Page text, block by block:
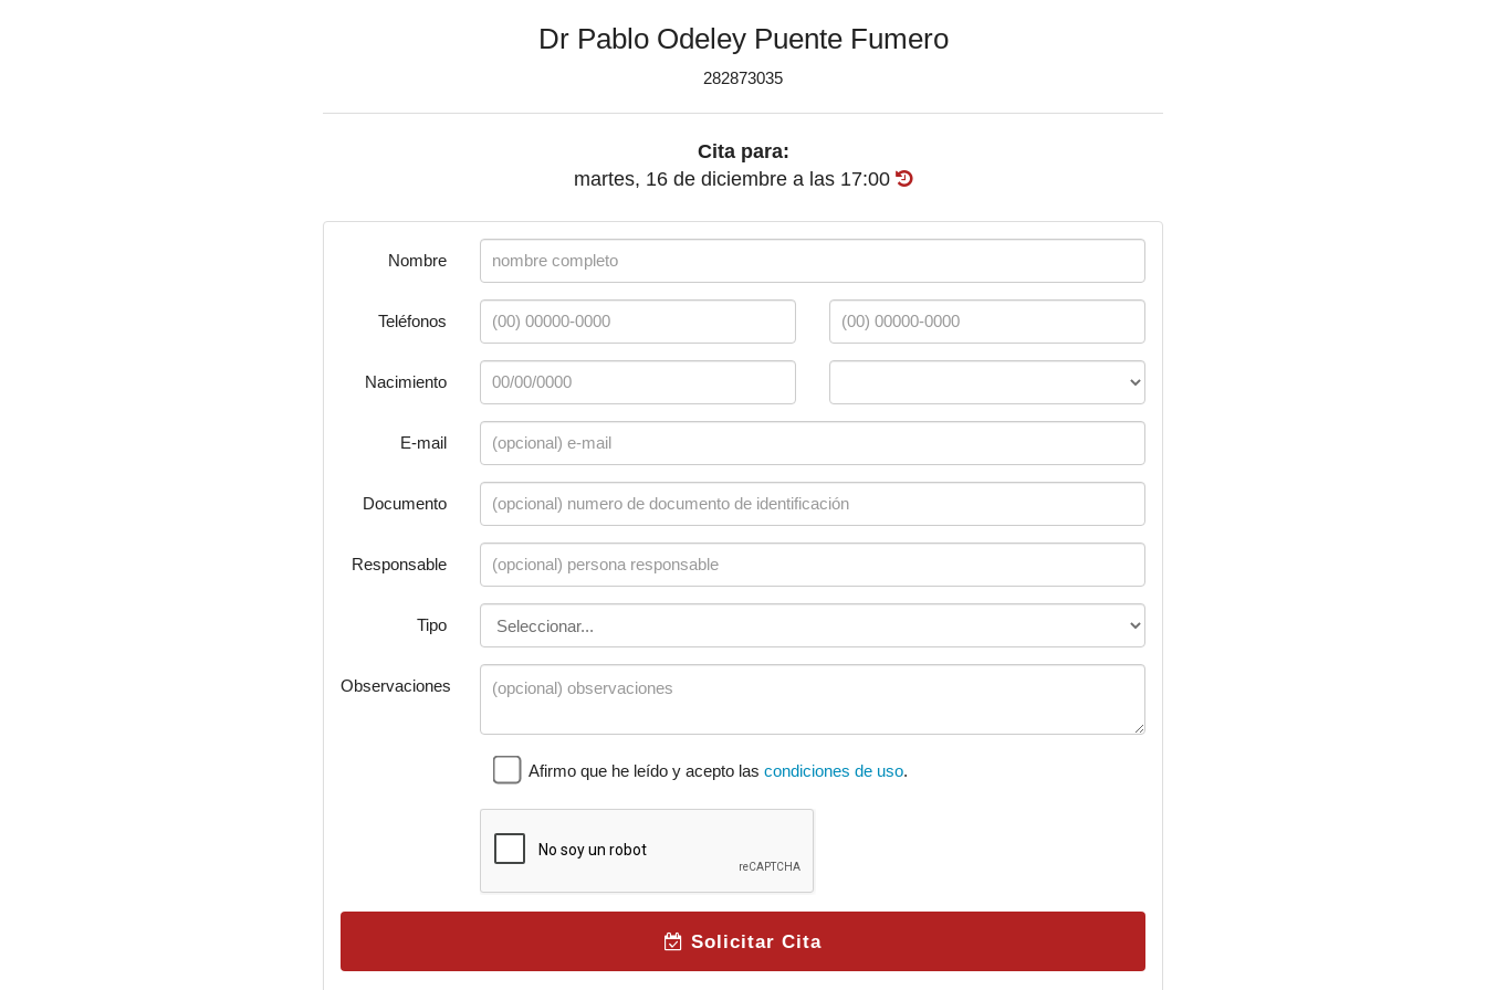
Dr Pablo Odeley Puente Fumero
282873035
Cita para:
martes, 16 de diciembre a las 17:00
Nombre
Teléfonos
Nacimiento
E-mail
Documento
Responsable
Tipo
Observaciones
Afirmo que he leído y acepto lascondiciones de uso.
Solicitar Cita